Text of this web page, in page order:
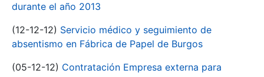
durante el año 2013
(12-12-12) Servicio médico y seguimiento de
absentismo en Fábrica de Papel de Burgos
(05-12-12) Contratación Empresa externa para